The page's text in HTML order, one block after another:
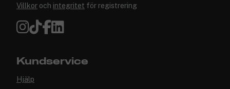
Villkor och integritet för registrering
Kundservice
Hjälp